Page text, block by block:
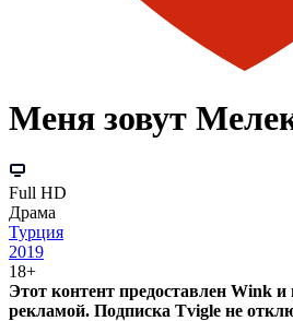
Меня зовут
Full HD
Драма
Турция
2019
18+
Этот контент предоставлен Wink и
рекламой. Подписка Tvigle не